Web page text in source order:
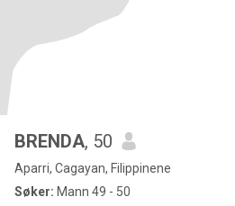
BRENDA, 50
Aparri, Cagayan, Filippinene
Søker: Mann 49 - 50